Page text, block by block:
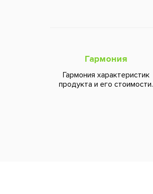
Гармония
Гармония характеристик
продукта и его стоимости.